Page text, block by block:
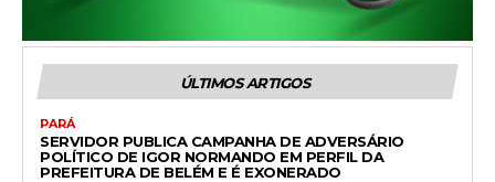
ÚLTIMOS ARTIGOS
PARÁ
SERVIDOR PUBLICA CAMPANHA DE ADVERSÁRIO
POLÍTICO DE IGOR NORMANDO EM PERFIL DA
PREFEITURA DE BELÉM E É EXONERADO